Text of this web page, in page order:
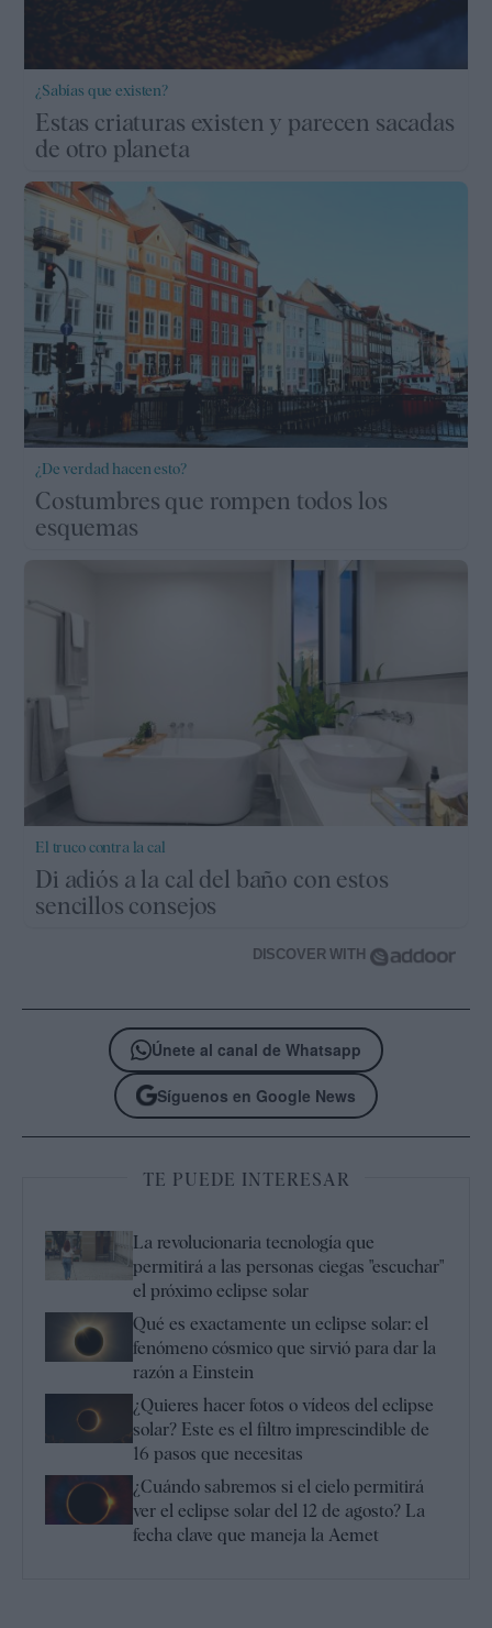
¿Sabías que existen?
Estas criaturas existen y parecen sacadas
de otro planeta
¿De verdad hacen esto?
Costumbres que rompen todos los
esquemas
El truco contra la cal
Di adiós a la cal del baño con estos
sencillos consejos
DISCOVER WITH
Únete al canal de Whatsapp
Síguenos en Google News
TE PUEDE INTERESAR
La revolucionaria tecnología que
permitirá a las personas ciegas "escuchar"
el próximo eclipse solar
Qué es exactamente un eclipse solar: el
fenómeno cósmico que sirvió para dar la
razón a Einstein
¿Quieres hacer fotos o vídeos del eclipse
solar? Este es el filtro imprescindible de
16 pasos que necesitas
¿Cuándo sabremos si el cielo permitirá
ver el eclipse solar del 12 de agosto? La
fecha clave que maneja la Aemet